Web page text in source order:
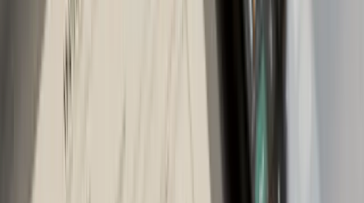
nadoknađuje dio sume kad neko vama udari auto a
krivac nije osiguran (vozio bez polise). To je sredina
između običnog AO i punog kaska, finansijski najbliža
kasko 4+ paketu. Praktično se isplati za auta u rasponu
7.000-15.000 KM, gdje pun kasko nije ekonomičan, ali